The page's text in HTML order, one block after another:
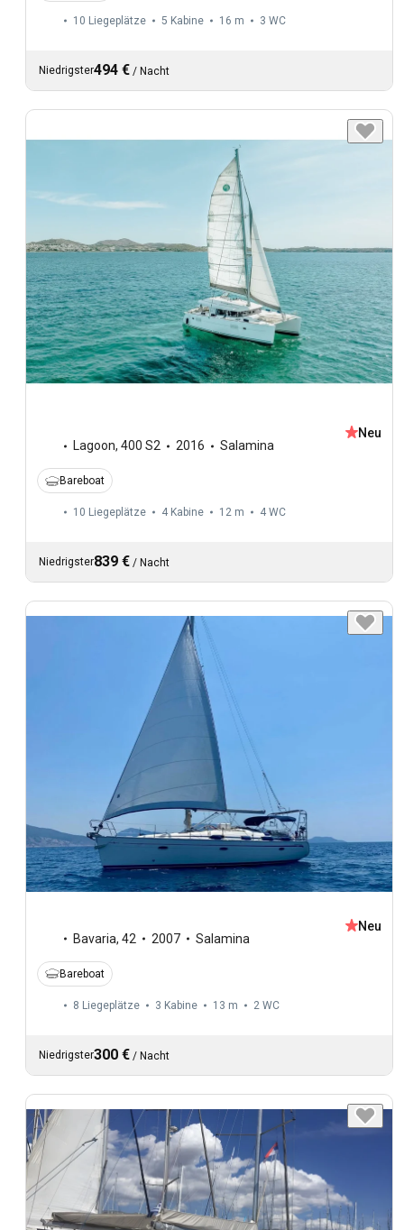
10 Liegeplätze 5 Kabine 16 m 3 WC
Niedrigster494 € / Nacht
Lagoon, 400 S2 2016 Salamina
Neu
Bareboat
10 Liegeplätze 4 Kabine 12 m 4 WC
Niedrigster839 € / Nacht
Bavaria, 42 2007 Salamina
Neu
Bareboat
8 Liegeplätze 3 Kabine 13 m 2 WC
Niedrigster300 € / Nacht